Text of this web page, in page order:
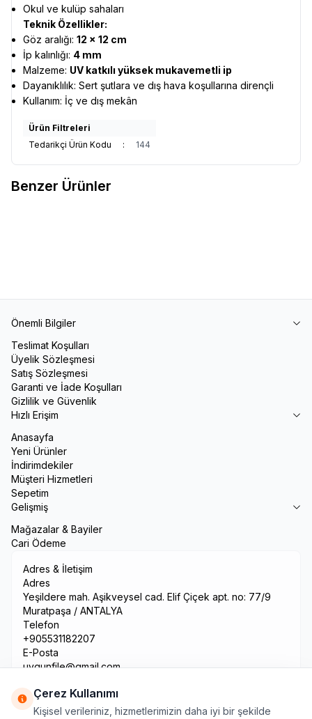
Okul ve kulüp sahaları
Teknik Özellikler:
Göz aralığı: 12 × 12 cm
İp kalınlığı: 4 mm
Malzeme: UV katkılı yüksek mukavemetli ip
Dayanıklılık: Sert şutlara ve dış hava koşullarına dirençli
Kullanım: İç ve dış mekân
Ürün Filtreleri
Tedarikçi Ürün Kodu
: 144
Benzer Ürünler
Önemli Bilgiler
Teslimat Koşulları
Üyelik Sözleşmesi
Satış Sözleşmesi
Garanti ve İade Koşulları
Gizlilik ve Güvenlik
Hızlı Erişim
Anasayfa
Yeni Ürünler
İndirimdekiler
Müşteri Hizmetleri
Sepetim
Gelişmiş
Mağazalar & Bayiler
Cari Ödeme
Adres & İletişim
Adres
Yeşildere mah. Aşikveysel cad. Elif Çiçek apt. no: 77/9
Muratpaşa / ANTALYA
Telefon
+905531182207
E-Posta
uygunfile@gmail.com
Çerez Kullanımı
Kişisel verileriniz, hizmetlerimizin daha iyi bir şekilde